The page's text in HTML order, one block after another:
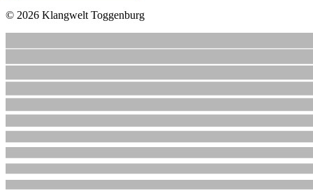
© 2026 Klangwelt Toggenburg